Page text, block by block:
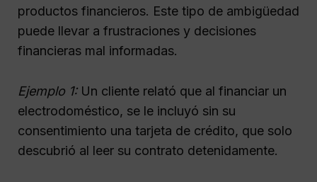
productos financieros. Este tipo de ambigüedad
puede llevar a frustraciones y decisiones
financieras mal informadas.
Ejemplo 1:Un cliente relató que al financiar un
electrodoméstico, se le incluyó sin su
consentimiento una tarjeta de crédito, que solo
descubrió al leer su contrato detenidamente.